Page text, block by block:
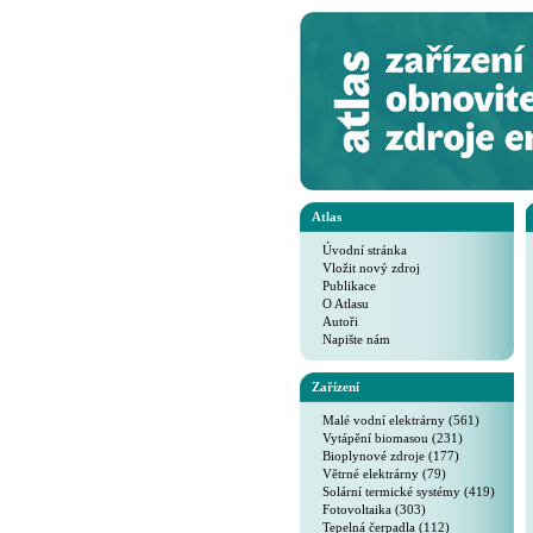
Atlas
Úvodní stránka
Vložit nový zdroj
Publikace
O Atlasu
Autoři
Napište nám
Zařízení
Malé vodní elektrárny (561)
Vytápění biomasou (231)
Bioplynové zdroje (177)
Větrné elektrárny (79)
Solární termické systémy (419)
Fotovoltaika (303)
Tepelná čerpadla (112)